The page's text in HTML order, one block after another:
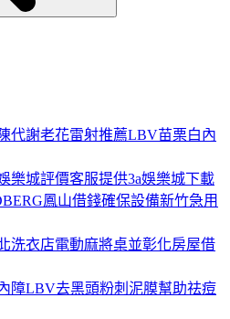
代謝老花雷射推薦LBV苗栗白內
樂城評價客服提供3a娛樂城下載
鳳山借錢確保設備新竹急用
洗衣店電動麻將桌並彰化房屋借
障LBV去黑頭粉刺泥膜幫助祛痘